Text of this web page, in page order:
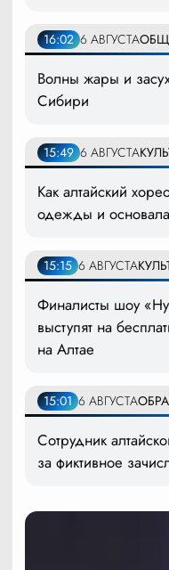
16:02 6 АВГУСТА
Волны жары и
Сибири
15:49 6 АВГУСТА
Как алтайский
одежды и
15:15 6 АВГУСТА
Финалисты шоу
выступят на
на Алтае
15:01 6 АВГУСТА
Сотрудник
за фиктивное